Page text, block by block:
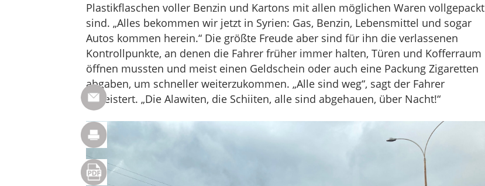
Plastikflaschen voller Benzin und Kartons mit allen möglichen Waren vollgepackt
sind. „Alles bekommen wir jetzt in Syrien: Gas, Benzin, Lebensmittel und sogar
Autos kommen herein.“ Die größte Freude aber sind für ihn die verlassenen
Kontrollpunkte, an denen die Fahrer früher immer halten, Türen und Kofferraum
öffnen mussten und meist einen Geldschein oder auch eine Packung Zigaretten
abgaben, um schneller weiterzukommen. „Alle sind weg“, sagt der Fahrer
begeistert. „Die Alawiten, die Schiiten, alle sind abgehauen, über Nacht!“